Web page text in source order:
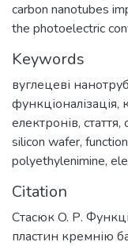
carbon nanotubes
the photoelectric
Keywords
вуглецеві
функціоналізація,
електронів, стаття,
silicon wafer,
polyethylenimine,
Citation
Стасюк O. Р.
пластин кремнію